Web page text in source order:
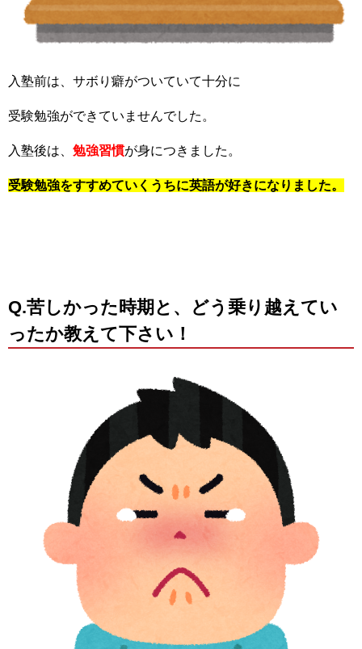
入塾前は、サボり癖がついていて十分に
受験勉強ができていませんでした。
入塾後は、 勉強習慣が身につきました。
受験勉強をすすめていくうちに英語が好きになりました。
Q.苦しかった時期と、どう乗り越えてい
ったか教えて下さい！